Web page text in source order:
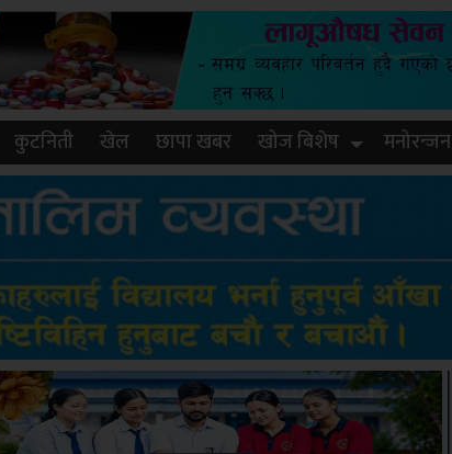
कुटनिती खेल छापा खबर खोज बिशेष मनोरन्जन